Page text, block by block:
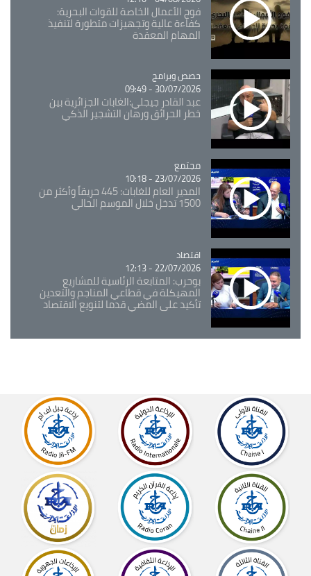
فوج الأعمال الخاصة للقوات البحرية:
كفاءة عالية وتجهيزات متطورة لتنفيذ
المهام المعقدة
Catégorie
حصص وبرامج
30/07/2026 - 09:49
عبد القادر جيجلي:الغابات الجزائرية بين
خطر الحرائق ورهان التشجير الذكي
Catégorie
مجتمع
23/07/2026 - 10:18
المدير العام للغابات: 445 حريقاً وأكثر من
1500 تدخل خلال الموسم الحالي
Catégorie
اقتصاد
22/07/2026 - 12:13
بوحرب: المتابعة الرئاسية للمشاريع
المهيكلة في قطاعي المناجم والتعدين
تأكيد على المضي قدما لتنويع الاقتصاد